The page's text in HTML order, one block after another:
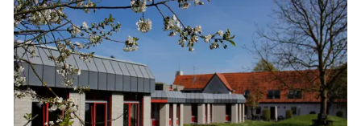
Lernende
Team